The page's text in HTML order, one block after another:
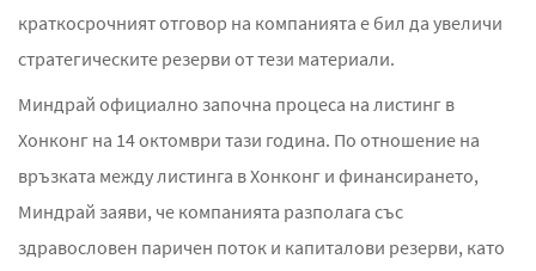
краткосрочният отговор на компанията е бил да увеличи
стратегическите резерви от тези материали.
Миндрай официално започна процеса на листинг в
Хонконг на 14 октомври тази година. По отношение на
връзката между листинга в Хонконг и финансирането,
Миндрай заяви, че компанията разполага със
здравословен паричен поток и капиталови резерви, като